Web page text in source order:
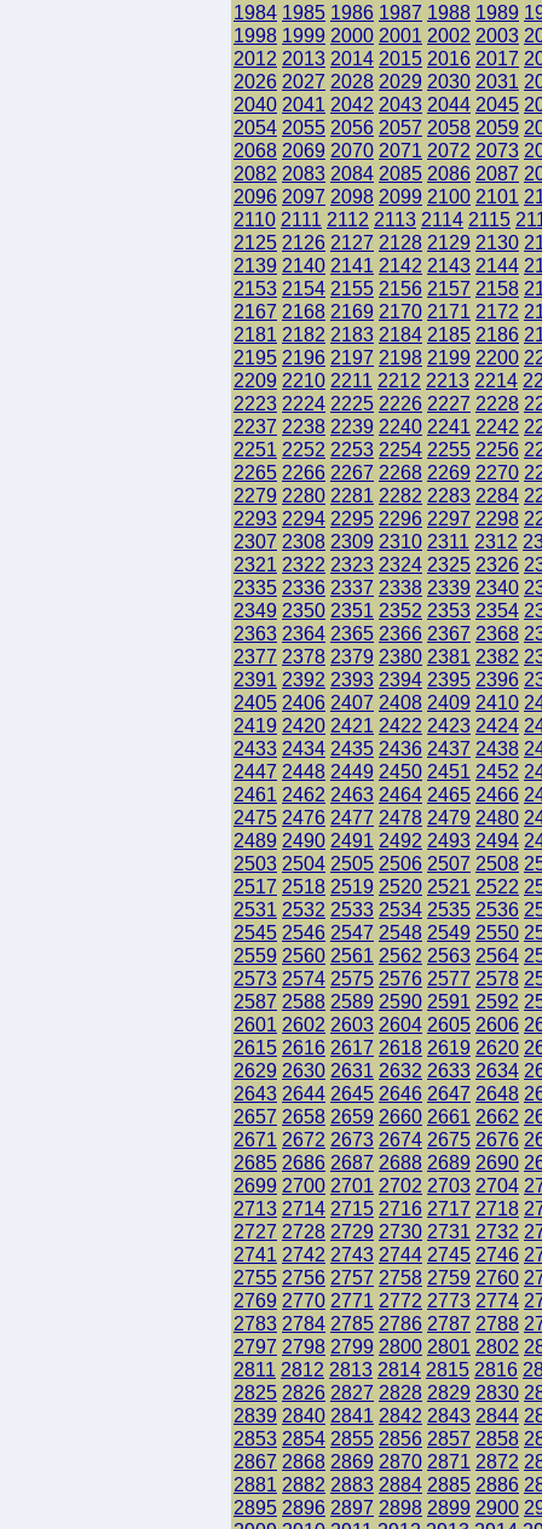
1984 1985 1986 1987 1988 1989
1998 1999 2000 2001 2002 2003
2012 2013 2014 2015 2016 2017
2026 2027 2028 2029 2030 2031
2040 2041 2042 2043 2044 2045
2054 2055 2056 2057 2058 2059
2068 2069 2070 2071 2072 2073
2082 2083 2084 2085 2086 2087
2096 2097 2098 2099 2100 2101
2110 2111 2112 2113 2114 2115
2125 2126 2127 2128 2129 2130
2139 2140 2141 2142 2143 2144
2153 2154 2155 2156 2157 2158
2167 2168 2169 2170 2171 2172
2181 2182 2183 2184 2185 2186
2195 2196 2197 2198 2199 2200
2209 2210 2211 2212 2213 2214
2223 2224 2225 2226 2227 2228
2237 2238 2239 2240 2241 2242
2251 2252 2253 2254 2255 2256
2265 2266 2267 2268 2269 2270
2279 2280 2281 2282 2283 2284
2293 2294 2295 2296 2297 2298
2307 2308 2309 2310 2311 2312
2321 2322 2323 2324 2325 2326
2335 2336 2337 2338 2339 2340
2349 2350 2351 2352 2353 2354
2363 2364 2365 2366 2367 2368
2377 2378 2379 2380 2381 2382
2391 2392 2393 2394 2395 2396
2405 2406 2407 2408 2409 2410
2419 2420 2421 2422 2423 2424
2433 2434 2435 2436 2437 2438
2447 2448 2449 2450 2451 2452
2461 2462 2463 2464 2465 2466
2475 2476 2477 2478 2479 2480
2489 2490 2491 2492 2493 2494
2503 2504 2505 2506 2507 2508
2517 2518 2519 2520 2521 2522
2531 2532 2533 2534 2535 2536
2545 2546 2547 2548 2549 2550
2559 2560 2561 2562 2563 2564
2573 2574 2575 2576 2577 2578
2587 2588 2589 2590 2591 2592
2601 2602 2603 2604 2605 2606
2615 2616 2617 2618 2619 2620
2629 2630 2631 2632 2633 2634
2643 2644 2645 2646 2647 2648
2657 2658 2659 2660 2661 2662
2671 2672 2673 2674 2675 2676
2685 2686 2687 2688 2689 2690
2699 2700 2701 2702 2703 2704
2713 2714 2715 2716 2717 2718
2727 2728 2729 2730 2731 2732
2741 2742 2743 2744 2745 2746
2755 2756 2757 2758 2759 2760
2769 2770 2771 2772 2773 2774
2783 2784 2785 2786 2787 2788
2797 2798 2799 2800 2801 2802
2811 2812 2813 2814 2815 2816
2825 2826 2827 2828 2829 2830
2839 2840 2841 2842 2843 2844
2853 2854 2855 2856 2857 2858
2867 2868 2869 2870 2871 2872
2881 2882 2883 2884 2885 2886
2895 2896 2897 2898 2899 2900